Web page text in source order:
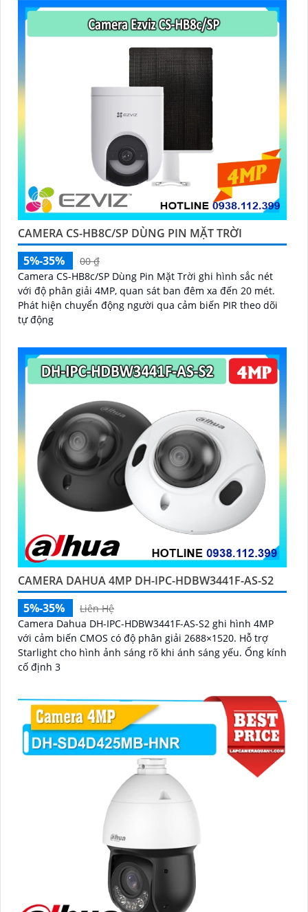
CAMERA CS-HB8C/SP DÙNG PIN MẶT TRỜI
5%-35%
00 ₫
Camera CS-HB8c/SP Dùng Pin Mặt Trời ghi hình sắc nét
với độ phân giải 4MP, quan sát ban đêm xa đến 20 mét.
Phát hiện chuyển động người qua cảm biến PIR theo dõi
tự động
CAMERA DAHUA 4MP DH-IPC-HDBW3441F-AS-S2
5%-35%
Liên Hệ
Camera Dahua DH-IPC-HDBW3441F-AS-S2 ghi hình 4MP
với cảm biến CMOS có độ phân giải 2688×1520. Hỗ trợ
Starlight cho hình ảnh sáng rõ khi ánh sáng yếu. Ống kính
cố định 3